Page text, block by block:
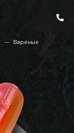
Вареные